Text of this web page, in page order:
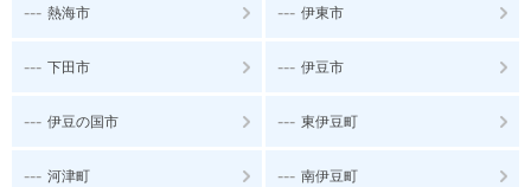
--- 熱海市 --- 伊東市
--- 下田市 --- 伊豆市
--- 伊豆の国市 --- 東伊豆町
--- 河津町 --- 南伊豆町